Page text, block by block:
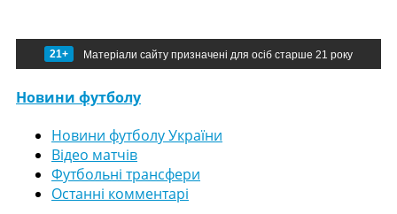
21+ Матеріали сайту призначені для осіб старше 21 року
Новини футболу
Новини футболу України
Відео матчів
Футбольні трансфери
Останні комментарі